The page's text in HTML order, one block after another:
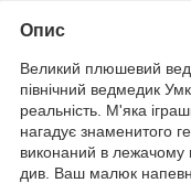
Опис
Великий плюшевий
північний ведмедик
реальність. М'яка
нагадує знаменитого
виконаний в лежачому
див. Ваш малюк